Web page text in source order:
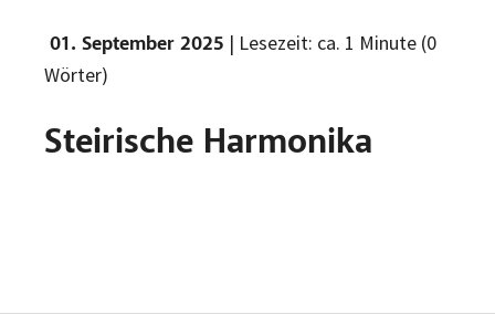
01. September 2025 | Lesezeit: ca. 1 Minute (0
Wörter)
Steirische Harmonika